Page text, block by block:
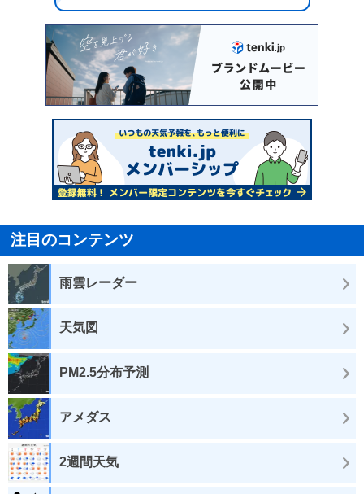
注目のコンテンツ
雨雲レーダー
天気図
PM2.5分布予測
アメダス
2週間天気